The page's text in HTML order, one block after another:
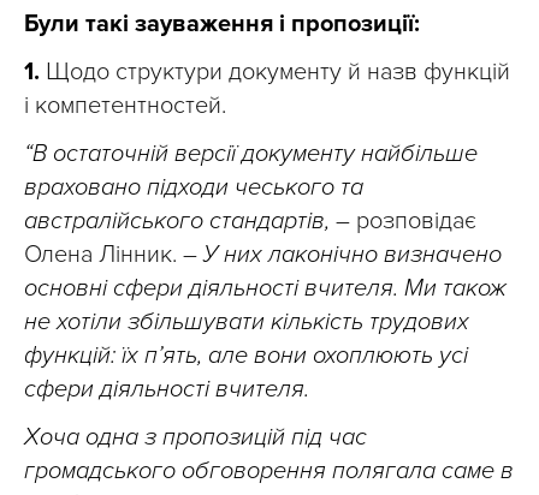
Були такі зауваження і пропозиції:
1. Щодо структури документу й назв функцій
і компетентностей.
“В остаточній версії документу найбільше
враховано підходи чеського та
австралійського стандартів, – розповідає
Олена Лінник. –У них лаконічно визначено
основні сфери діяльності вчителя. Ми також
не хотіли збільшувати кількість трудових
функцій: їх п’ять, але вони охоплюють усі
сфери діяльності вчителя.
Хоча одна з пропозицій під час
громадського обговорення полягала саме в